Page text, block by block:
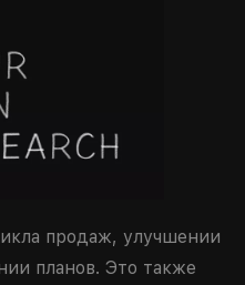
продаж, улучшении
планов. Это также